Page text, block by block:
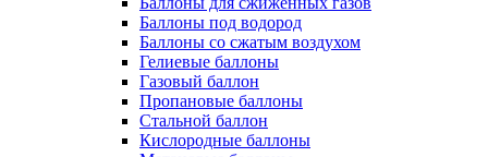
Баллоны под водород
Баллоны со сжатым воздухом
Гелиевые баллоны
Газовый баллон
Пропановые баллоны
Стальной баллон
Кислородные баллоны